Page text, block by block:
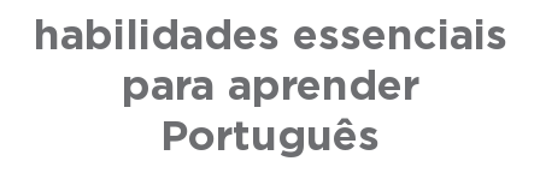
habilidades essenciais
para aprender
Português